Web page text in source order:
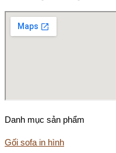
Danh mục sản phẩm
Gối sofa in hình